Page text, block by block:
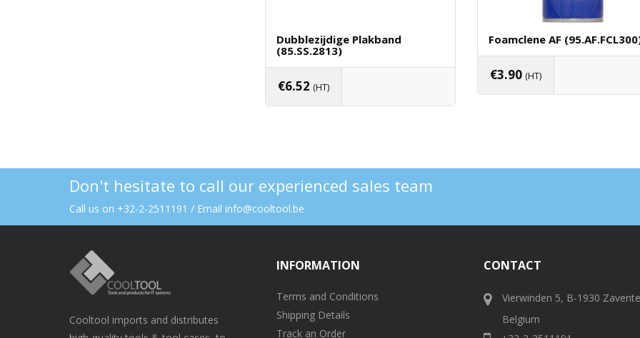
Dubblezijdige Plakband
(85.SS.2813)
€6.52 (HT)
Foamclene AF
€3.90 (HT)
Don't hesitate to call our experienced sales team
Call us on +32-2-2511191 / Email info@cooltool.be
Cooltool imports and distributes
INFORMATION
Terms and Conditions
Shipping Details
Track an Order
CONTACT
Vierwinden 5, B-1930
Belgium